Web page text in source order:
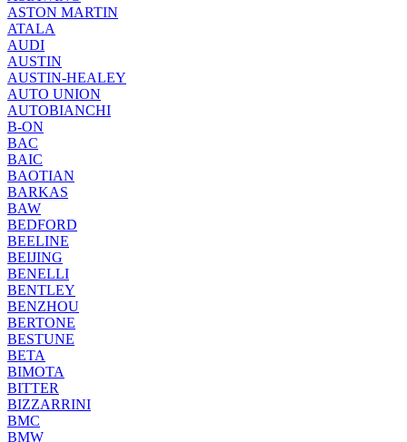
ASTON MARTIN
ATALA
AUDI
AUSTIN
AUSTIN-HEALEY
AUTO UNION
AUTOBIANCHI
B-ON
BAC
BAIC
BAOTIAN
BARKAS
BAW
BEDFORD
BEELINE
BEIJING
BENELLI
BENTLEY
BENZHOU
BERTONE
BESTUNE
BETA
BIMOTA
BITTER
BIZZARRINI
BMC
BMW